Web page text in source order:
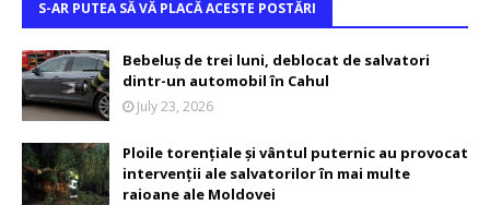
S-AR PUTEA SĂ VĂ PLACĂ ACESTE POSTĂRI
Bebeluș de trei luni, deblocat de salvatori
dintr-un automobil în Cahul
July 23, 2026
Ploile torențiale și vântul puternic au provocat
intervenții ale salvatorilor în mai multe
raioane ale Moldovei